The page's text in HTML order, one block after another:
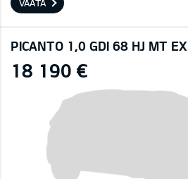
VAATA
PICANTO 1,0 GDI 68 HJ MT EX
18 190 €